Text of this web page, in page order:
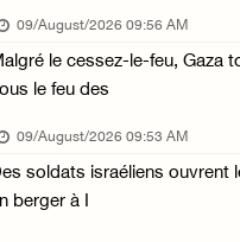
08/August/2026 02:54 PM
Le Président reçoit le conseil
08/August/2026 02:21 PM
L’occupation continue de
08/August/2026 12:16 PM
73384 martyrs et 174242
09/August/2026 09:56 AM
le cessez-le-feu, Gaza
le feu des
09/August/2026 09:53 AM
soldats israéliens ouvrent
berger à I